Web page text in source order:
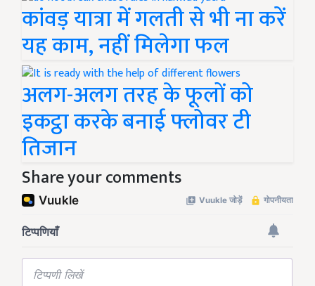
कांवड़ यात्रा में गलती से भी ना करें
यह काम, नहीं मिलेगा फल
अलग-अलग तरह के फूलों को
इकट्ठा करके बनाई फ्लोवर टी
तिजान
Share your comments